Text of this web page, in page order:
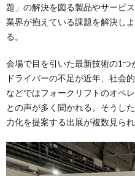
題」の解決を図る製品やサービ
業界が抱えている課題を解決し
る。
会場で目を引いた最新技術の1
ドライバーの不足が近年、社会
などではフォークリフトのオペ
との声が多く聞かれる。そうし
力化を提案する出展が複数見られ